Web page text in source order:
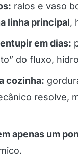
ralos e vaso
linha principal,
em dias:
do fluxo,
cozinha:
resolve,
apenas um